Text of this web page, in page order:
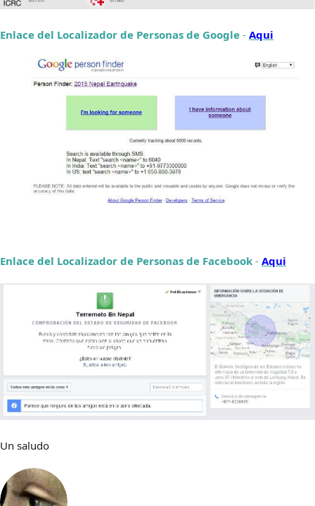
Enlace del Localizador de Personas de Google - Aqui
Enlace del Localizador de Personas de Facebook - Aqui
Un saludo